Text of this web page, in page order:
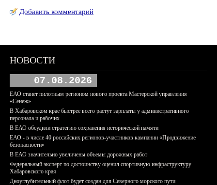
Добавить комментарий
НОВОСТИ
07.08.2026
ЕАО станет пилотным регионом нового проекта Мастерской управления
«Сенеж»
В Хабаровском крае быстрее всего растут зарплаты у административного
персонала и рабочих
В ЕАО обсудили стратегию сохранения исторической памяти
ЕАО - в числе 40 российских регионов-участников кампании «Продвижение
безопасности»
В ЕАО значительно увеличены объемы дорожных работ
Федеральный эксперт по достоинству оценил спортивную инфраструктуру
Хабаровского края
Дноуглубительный флот будет создан для Северного морского пути